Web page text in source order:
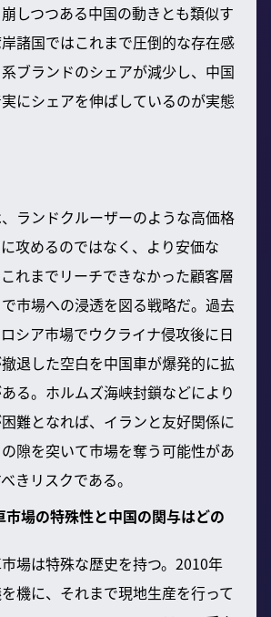
しつつある中国の動きとも類似す
諸国ではこれまで圧倒的な存在感
ブランドのシェアが減少し、中国
にシェアを伸ばしているのが実態
ランドクルーザーのような高価格
攻めるのではなく、より安価な
れまでリーチできなかった顧客層
市場への浸透を図る戦略だ。過去
シア市場でウクライナ侵攻後に日
退した空白を中国車が爆発的に拡
る。ホルムズ海峡封鎖などにより
難となれば、イランと友好関係に
隙を突いて市場を奪う可能性があ
きリスクである。
市場の特殊性と中国の関与はどの
場は特殊な歴史を持つ。2010年
機に、それまで現地生産を行って